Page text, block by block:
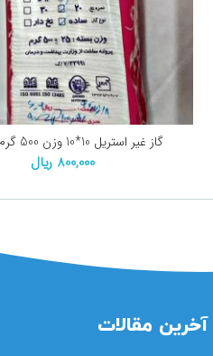
گاز غیر استریل 10*10 وزن 500 گرم خالص
800,000 ریال
آخرین مقالات